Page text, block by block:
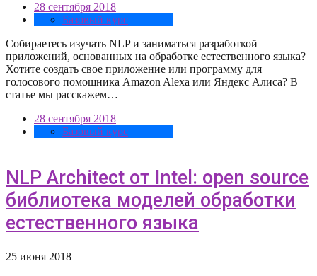
28 сентября 2018
Базовый курс
Собираетесь изучать NLP и заниматься разработкой
приложений, основанных на обработке естественного языка?
Хотите создать свое приложение или программу для
голосового помощника Amazon Alexa или Яндекс Алиса? В
статье мы расскажем…
28 сентября 2018
Базовый курс
NLP Architect от Intel: open source
библиотека моделей обработки
естественного языка
25 июня 2018